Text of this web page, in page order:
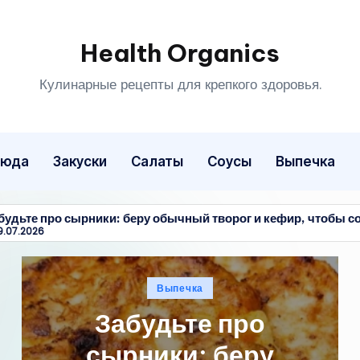
Health Organics
Кулинарные рецепты для крепкого здоровья.
Закуски Салаты Соусы Выпечка
обычный творог и кефир, чтобы состряпать
про
в
Вторые
Мясные